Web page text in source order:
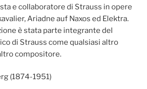
e collaboratore di Strauss in opere
Ariadne auf Naxos ed Elektra.
è stata parte integrante del
di Strauss come qualsiasi altro
compositore.
(1874-1951)